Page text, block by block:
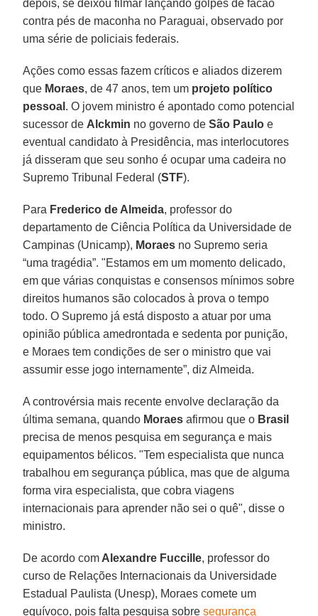
depois, se deixou filmar lançando golpes de facão
contra pés de maconha no Paraguai, observado por
uma série de policiais federais.
Ações como essas fazem críticos e aliados dizerem
que Moraes, de 47 anos, tem um projeto político
pessoal . O jovem ministro é apontado como potencial
sucessor de Alckmin no governo deSão Paulo e
eventual candidato à Presidência, mas interlocutores
já disseram que seu sonho é ocupar uma cadeira no
Supremo Tribunal Federal (STF).
Para Frederico de Almeida, professor do
departamento de Ciência Política da Universidade de
Campinas (Unicamp), Moraes no Supremo seria
“uma tragédia”. "Estamos em um momento delicado,
em que várias conquistas e consensos mínimos sobre
direitos humanos são colocados à prova o tempo
todo. O Supremo já está disposto a atuar por uma
opinião pública amedrontada e sedenta por punição,
e Moraes tem condições de ser o ministro que vai
assumir esse jogo internamente”, diz Almeida.
A controvérsia mais recente envolve declaração da
última semana, quando Moraes afirmou que o Brasil
precisa de menos pesquisa em segurança e mais
equipamentos bélicos. "Tem especialista que nunca
trabalhou em segurança pública, mas que de alguma
forma vira especialista, que cobra viagens
internacionais para aprender não sei o quê", disse o
ministro.
De acordo com Alexandre Fuccille, professor do
curso de Relações Internacionais da Universidade
Estadual Paulista (Unesp), Moraes comete um
equívoco, pois falta pesquisa sobresegurança